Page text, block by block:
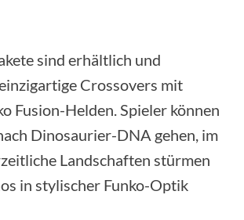
sind erhältlich und
Crossovers mit
Fusion-Helden. Spieler können
Dinosaurier-DNA gehen, im
Landschaften stürmen
in stylischer Funko-Optik